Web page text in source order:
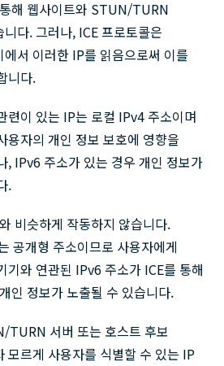
해 웹사이트와 STUN/TURN
다. 그러나, ICE 프로토콜은
서 이러한 IP를 읽음으로써 이를
니다.
련이 있는 IP는 로컬 IPv4 주소이며
용자의 개인 정보 보호에 영향을
, IPv6 주소가 있는 경우 개인 정보가
.
비슷하게 작동하지 않습니다.
공개형 주소이므로 사용자에게
기와 연관된 IPv6 주소가 ICE를 통해
인 정보가 노출될 수 있습니다.
TURN 서버 또는 호스트 후보
모르게 사용자를 식별할 수 있는 IP